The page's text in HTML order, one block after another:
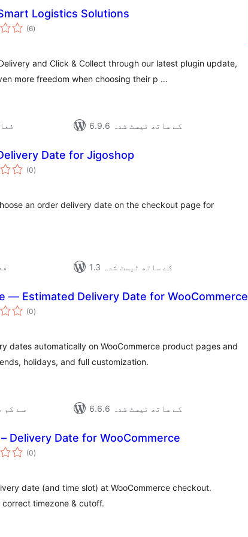
Logistics Solutions
(6مجموعی
درجہ
)
and Click & Collect through our latest plugin update,
more freedom when choosing their p …
6.9.6 کے ساتھ ٹیسٹ شدہ
Date for Jigoshop
(0مجموعی
درجہ
)
an order delivery date on the checkout page for
1.3 کے ساتھ ٹیسٹ شدہ
— Estimated Delivery Date for WooCommerce
(0مجموعی
درجہ
)
dates automatically on WooCommerce product pages and
holidays, and full customization.
10 سے
6.6.6 کے ساتھ ٹیسٹ شدہ
Delivery Date for WooCommerce
(0مجموعی
درجہ
)
date (and time slot) at WooCommerce checkout.
timezone & cutoff.